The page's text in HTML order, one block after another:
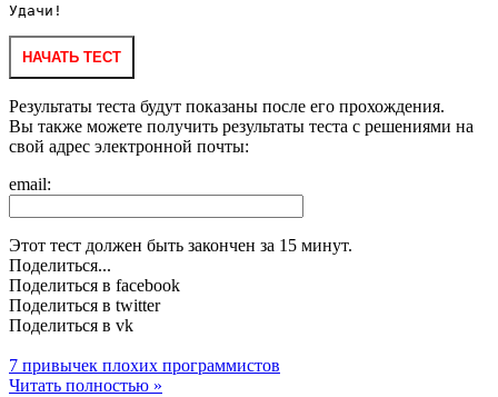
Удачи!
НАЧАТЬ ТЕСТ
Результаты теста будут показаны после его прохождения.
Вы также можете получить результаты теста с решениями на
свой адрес электронной почты:
email:
Этот тест должен быть закончен за 15 минут.
Поделиться...
Поделиться в facebook
Поделиться в twitter
Поделиться в vk
7 привычек плохих программистов
Читать полностью »